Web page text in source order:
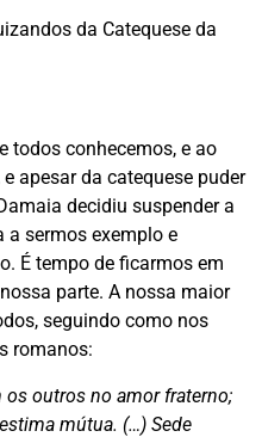
da Catequese da
todos conhecemos, e ao
apesar da catequese puder
decidiu suspender a
a sermos exemplo e
É tempo de ficarmos em
parte. A nossa maior
seguindo como nos
romanos:
os outros no amor fraterno;
mútua. (…) Sede